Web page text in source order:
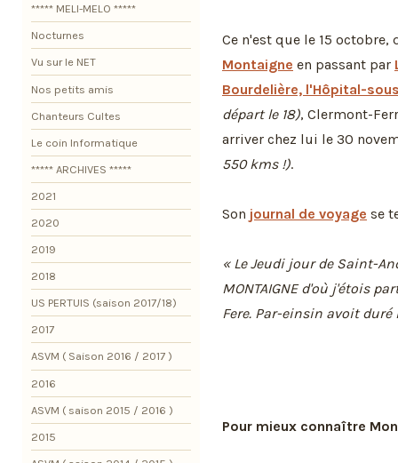
Ce n'est que le 15
Montaigne en passant par
Bourdelière, l'Hôpital-
départ le 18), Clermont-
arriver chez lui le 30
550 kms !).
Son journal de voyage se
« Le Jeudi jour de Saint-
MONTAIGNE d'où j'étois
Fere. Par-einsin avoit
Pour mieux connaître
***** MELI-MELO *****
Nocturnes
Vu sur le NET
Nos petits amis
Chanteurs Cultes
Le coin Informatique
***** ARCHIVES *****
2021
2020
2019
2018
US PERTUIS (saison 2017/18)
2017
ASVM ( Saison 2016 / 2017 )
2016
ASVM ( saison 2015 / 2016 )
2015